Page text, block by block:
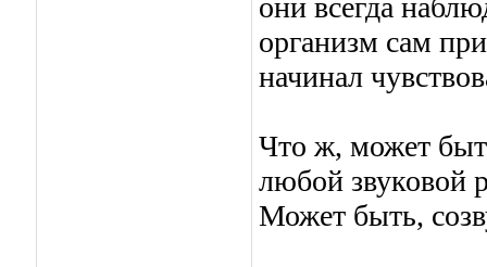
они всегда
организм сам
начинал
Что ж, может
любой звуковой
Может быть,